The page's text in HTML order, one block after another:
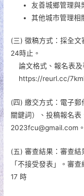
友善城鄉管理與
其他城市管理相
(三) 徵稿方式：採全文
24時止。
論文格式、報名表及
https://reurl.cc/
(四) 繳交方式：電子
關鍵詞）、投稿報名
2023fcu@gmail.com。
(五) 審查結果：審查結
「不接受發表」。審
17 時